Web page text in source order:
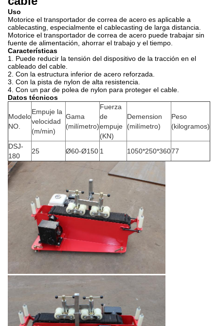
Uso
Motorice el transportador de correa de acero es aplicable a
cablecasting, especialmente el cablecasting de larga distancia.
Motorice el transportador de correa de acero puede trabajar sin
fuente de alimentación, ahorrar el trabajo y el tiempo.
Características
1. Puede reducir la tensión del dispositivo de la tracción en el
cableado del cable.
2. Con la estructura inferior de acero reforzada.
3. Con la pista de nylon de alta resistencia.
4. Con un par de polea de nylon para proteger el cable.
Datos técnicos
Modelo
NO.
Empuje la
velocidad
(m/min)
Gama
(milímetro)
Fuerza
de
empuje
(KN)
Demension
(milímetro)
Peso
(kilogramos)
DSJ-
180
25 Ø60-Ø150 1 1050*250*36077